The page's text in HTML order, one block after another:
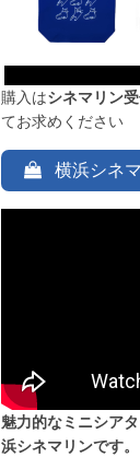
購入はシネマリン
てお求めください
横浜シネ
魅力的なミニシア
浜シネマリンです。